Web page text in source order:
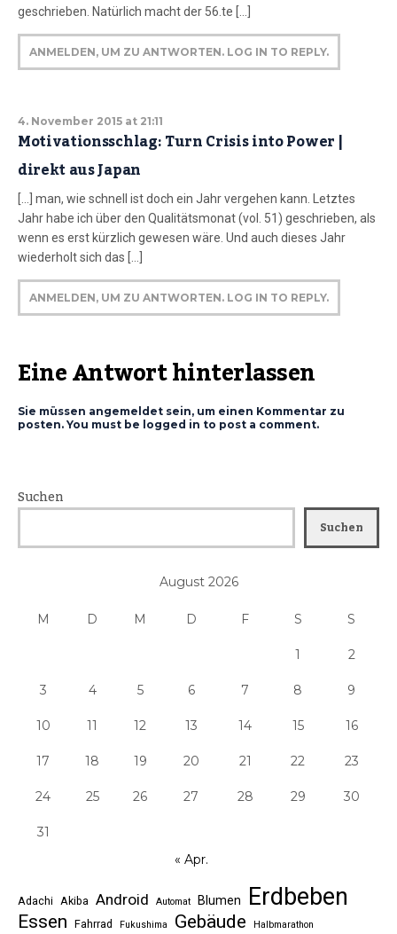
geschrieben. Natürlich macht der 56.te […]
ANMELDEN, UM ZU ANTWORTEN. LOG IN TO REPLY.
4. November 2015 at 21:11
Motivationsschlag: Turn Crisis into Power |
direkt aus Japan
[…] man, wie schnell ist doch ein Jahr vergehen kann. Letztes
Jahr habe ich über den Qualitätsmonat (vol. 51) geschrieben, als
wenn es erst kürzlich gewesen wäre. Und auch dieses Jahr
wiederholt sich das […]
ANMELDEN, UM ZU ANTWORTEN. LOG IN TO REPLY.
Eine Antwort hinterlassen
Sie müssen angemeldet sein, um einen Kommentar zu
posten. You must be logged in to post a comment.
Suchen
Suchen
August 2026
M D M D F S S
1 2
3 4 5 6 7 8 9
10 11 12 13 14 15 16
17 18 19 20 21 22 23
24 25 26 27 28 29 30
31
« Apr.
Adachi Akiba Android Automat Blumen Erdbeben
Essen Fahrrad Fukushima Gebäude Halbmarathon